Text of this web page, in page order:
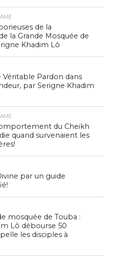
de la
la Grande Mosquée de
Khadim Lô
Véritable Pardon dans
par Serigne Khadim
du Cheikh
quand survenaient les
par un guide
mosquée de Touba :
Lô débourse 50
les disciples à